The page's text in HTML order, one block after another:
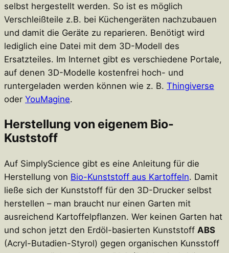
selbst hergestellt werden. So ist es möglich
Verschleißteile z.B. bei Küchengeräten nachzubauen
und damit die Geräte zu reparieren. Benötigt wird
lediglich eine Datei mit dem 3D-Modell des
Ersatzteiles. Im Internet gibt es verschiedene Portale,
auf denen 3D-Modelle kostenfrei hoch- und
runtergeladen werden können wie z. B. Thingiverse
oder YouMagine.
Herstellung von eigenem Bio-
Kuststoff
Auf SimplyScience gibt es eine Anleitung für die
Herstellung von Bio-Kunststoff aus Kartoffeln. Damit
ließe sich der Kunststoff für den 3D-Drucker selbst
herstellen – man braucht nur einen Garten mit
ausreichend Kartoffelpflanzen. Wer keinen Garten hat
und schon jetzt den Erdöl-basierten Kunststoff ABS
(Acryl-Butadien-Styrol) gegen organischen Kunsstoff